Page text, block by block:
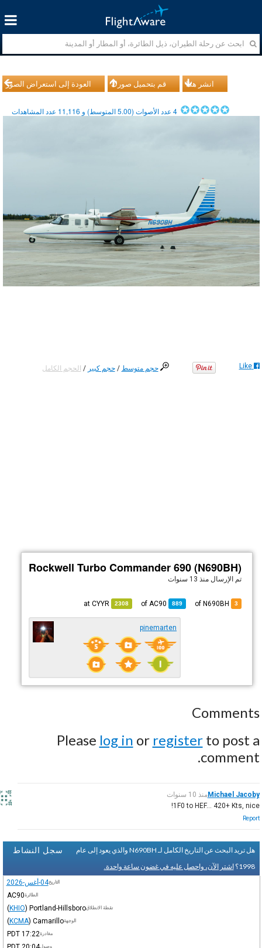
العودة إلى استعراض الصور قم بتحميل صورك انشر هذا
4عدد الأصوات (5.00المتوسط) و 11,116 عدد المشاهدات
حجم متوسط /حجم كبير / الحجم الكامل Like
Rockwell Turbo Commander 690 (N690BH)
تم الإرسال منذ 13 سنوات
3
889
AC90
2308
CYYR
pinemarten
Comments
Please log in or registerto post a
comment.
Michael Jacobyمنذ 10 سنوات
1F0 to HEF... 420+ Kts, nice!
Report
سجل النشاط
هل تريد البحث عن التاريخ الكامل لـ N690BH والذي يعود إلى عام
1998؟ اشتر الآن، واحصل عليه في غضون ساعة واحدة.
التاريخ04-أغس-2026
الطائرةAC90
نقطة الانطلاقPortland-Hillsboro
(KHIO)
الوجهةCamarillo
(KCMA)
مغادرة17:22
PDT
وصول